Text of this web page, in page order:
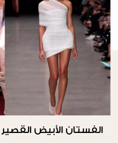
الفستان الأبيض القصير